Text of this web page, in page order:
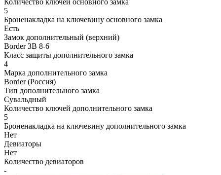
5
Броненакладка на ключевину основного замка
Есть
Замок дополнительный (верхний)
Border ЗВ 8-6
Класс защиты дополнительного замка
4
Марка дополнительного замка
Border (Россия)
Тип дополнительного замка
Сувальдный
Количество ключей дополнительного замка
5
Броненакладка на ключевину дополнительного замка
Нет
Девиаторы
Нет
Количество девиаторов
-